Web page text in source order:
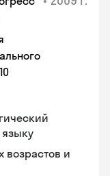
возрастов и